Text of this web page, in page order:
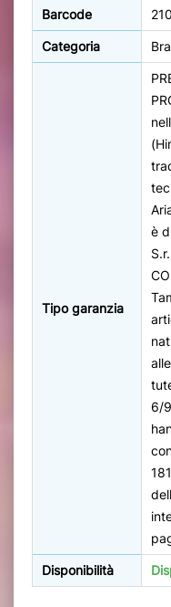
Barcode
Categoria
Tipo garanzia
è
6/
Disponibilità